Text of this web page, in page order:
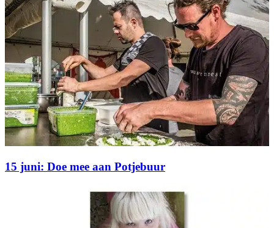
15 juni: Doe mee aan Potjebuur